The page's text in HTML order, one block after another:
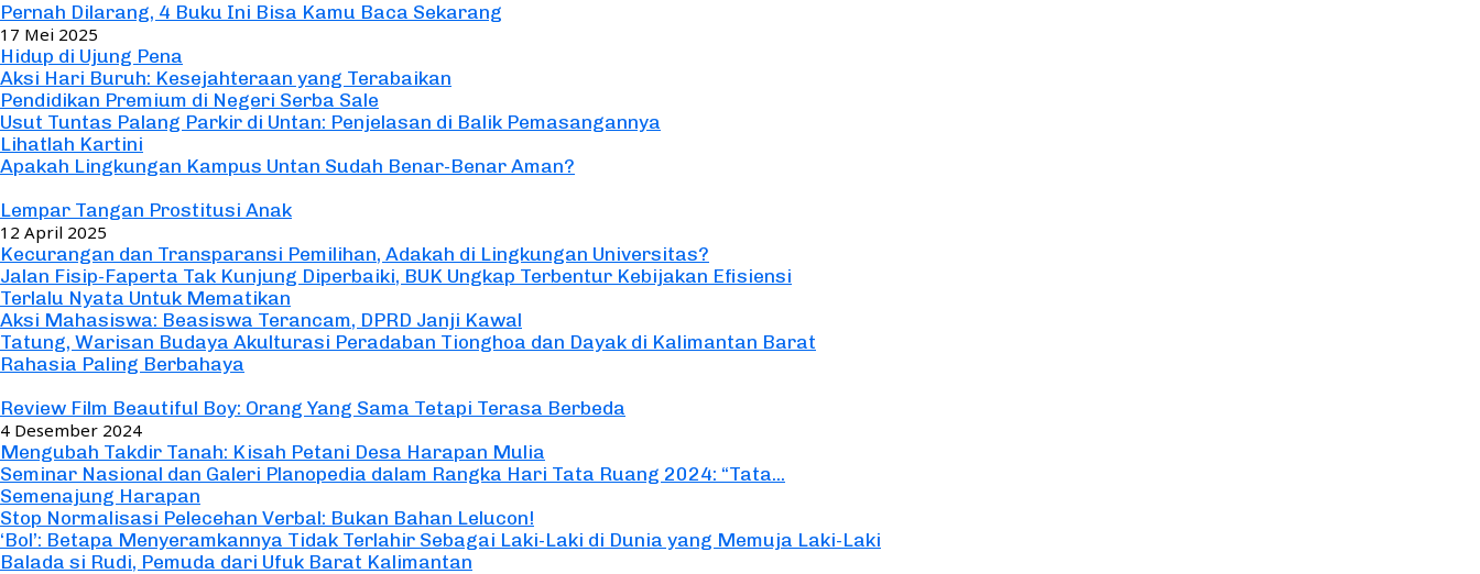
Pernah Dilarang, 4 Buku Ini Bisa Kamu Baca Sekarang
17 Mei 2025
Hidup di Ujung Pena
Aksi Hari Buruh: Kesejahteraan yang Terabaikan
Pendidikan Premium di Negeri Serba Sale
Usut Tuntas Palang Parkir di Untan: Penjelasan di Balik Pemasangannya
Lihatlah Kartini
Apakah Lingkungan Kampus Untan Sudah Benar-Benar Aman?
Lempar Tangan Prostitusi Anak
12 April 2025
Kecurangan dan Transparansi Pemilihan, Adakah di Lingkungan Universitas?
Jalan Fisip-Faperta Tak Kunjung Diperbaiki, BUK Ungkap Terbentur Kebijakan Efisiensi
Terlalu Nyata Untuk Mematikan
Aksi Mahasiswa: Beasiswa Terancam, DPRD Janji Kawal
Tatung, Warisan Budaya Akulturasi Peradaban Tionghoa dan Dayak di Kalimantan Barat
Rahasia Paling Berbahaya
Review Film Beautiful Boy: Orang Yang Sama Tetapi Terasa Berbeda
4 Desember 2024
Mengubah Takdir Tanah: Kisah Petani Desa Harapan Mulia
Seminar Nasional dan Galeri Planopedia dalam Rangka Hari Tata Ruang 2024: “Tata...
Semenajung Harapan
Stop Normalisasi Pelecehan Verbal: Bukan Bahan Lelucon!
‘Bol’: Betapa Menyeramkannya Tidak Terlahir Sebagai Laki-Laki di Dunia yang Memuja Laki-Laki
Balada si Rudi, Pemuda dari Ufuk Barat Kalimantan